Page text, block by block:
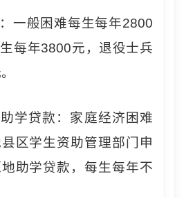
一般困难每生每年2800
每年3800元，退役士兵
学贷款：家庭经济困难
区学生资助管理部门申
助学贷款，每生每年不